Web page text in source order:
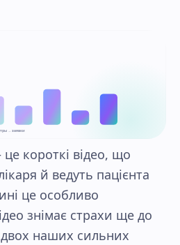
→ заявки
короткі відео, що
й ведуть пацієнта
це особливо
знімає страхи ще до
двох наших сильних